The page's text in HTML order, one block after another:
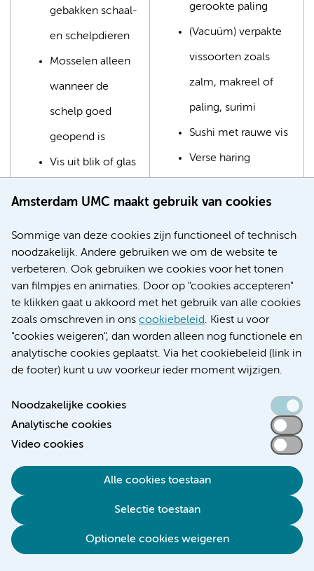
gebakken schaal-
en schelpdieren
Mosselen alleen
wanneer de
schelp goed
geopend is
Vis uit blik of glas
gerookte paling
(Vacuüm) verpakte
vissoorten zoals
zalm, makreel of
paling, surimi
Sushi met rauwe vis
Verse haring
Hardgekookte eieren
of gebakken ei waarbij
dooier gestold is:
Producten waarin
rauwe eieren verwerkt
zijn maar die na
bereiding verhit of
gepasteuriseerd zijn,
zoals:
Mayonaise uit pot
en dergelijke,
gepasteuriseerd
dooier nog zacht is:
Producten waarin rauwe
die niet verhit of
bavarois, mousse,
tiramisu en
dergelijke, waar
Amsterdam UMC maakt gebruik van cookies
Sommige van deze cookies zijn functioneel of technisch
noodzakelijk. Andere gebruiken we om de website te
verbeteren. Ook gebruiken we cookies voor het tonen
van filmpjes en animaties. Door op "cookies accepteren"
te klikken gaat u akkoord met het gebruik van alle cookies
zoals omschreven in ons cookiebeleid. Kiest u voor
"cookies weigeren", dan worden alleen nog functionele en
analytische cookies geplaatst. Via het cookiebeleid (link in
de footer) kunt u uw voorkeur ieder moment wijzigen.
Noodzakelijke cookies
Analytische cookies
Video cookies
Alle cookies toestaan
Selectie toestaan
Optionele cookies weigeren